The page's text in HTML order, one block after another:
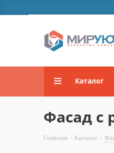
Каталог
Фасад с
Главная - Каталог -